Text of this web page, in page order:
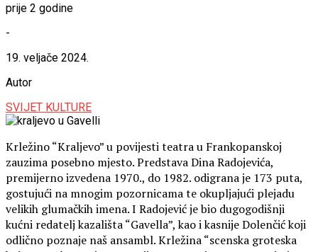
prije 2 godine
-
19. veljače 2024.
Autor
SVIJET KULTURE
Krležino “Kraljevo” u povijesti teatra u Frankopanskoj
zauzima posebno mjesto. Predstava Dina Radojevića,
premijerno izvedena 1970., do 1982. odigrana je 173 puta,
gostujući na mnogim pozornicama te okupljajući plejadu
velikih glumačkih imena. I Radojević je bio dugogodišnji
kućni redatelj kazališta “Gavella”, kao i kasnije Dolenčić koji
odlično poznaje naš ansambl. Krležina “scenska groteska